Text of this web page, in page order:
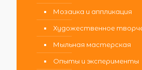
Мозаика и аппликация
Художественное
Мыльная мастерская
Опыты и эксперименты